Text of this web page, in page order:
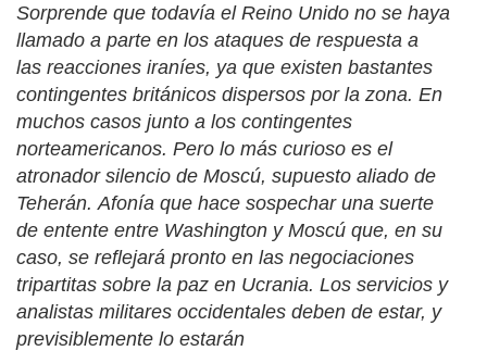
Sorprende que todavía el Reino Unido no se haya
llamado a parte en los ataques de respuesta a
las reacciones iraníes, ya que existen bastantes
contingentes británicos dispersos por la zona. En
muchos casos junto a los contingentes
norteamericanos. Pero lo más curioso es el
atronador silencio de Moscú, supuesto aliado de
Teherán. Afonía que hace sospechar una suerte
de entente entre Washington y Moscú que, en su
caso, se reflejará pronto en las negociaciones
tripartitas sobre la paz en Ucrania. Los servicios y
analistas militares occidentales deben de estar, y
previsiblemente lo estarán